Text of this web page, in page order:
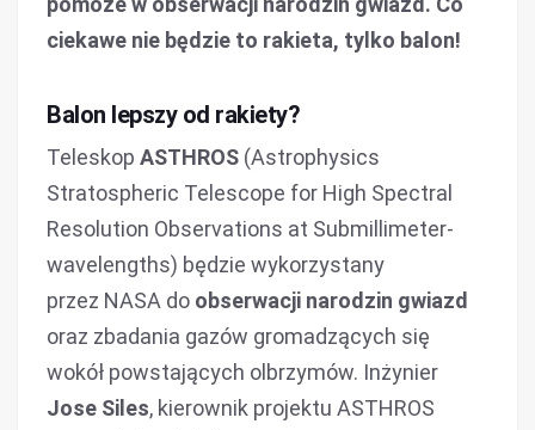
ciekawe nie będzie to rakieta, tylko balon!
Balon lepszy od rakiety?
Teleskop ASTHROS (Astrophysics
Stratospheric Telescope for High Spectral
Resolution Observations at Submillimeter-
wavelengths) będzie wykorzystany
przez NASA do obserwacji narodzin gwiazd
oraz zbadania gazów gromadzących się
wokół powstających olbrzymów. Inżynier
Jose Siles, kierownik projektu ASTHROS